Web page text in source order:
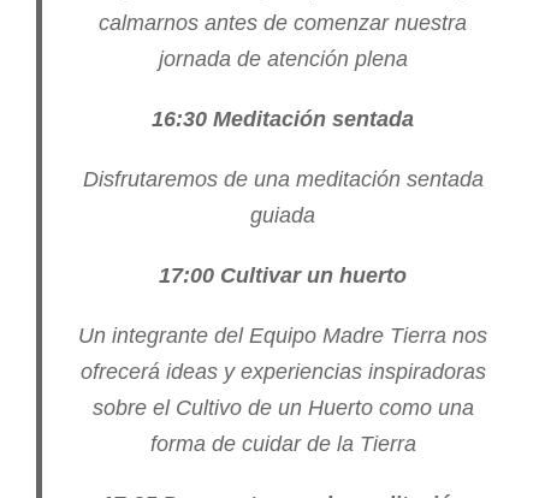
calmarnos antes de comenzar nuestra
jornada de atención plena
16:30 Meditación sentada
Disfrutaremos de una meditación sentada
guiada
17:00 Cultivar un huerto
Un integrante del Equipo Madre Tierra nos
ofrecerá ideas y experiencias inspiradoras
sobre el Cultivo de un Huerto como una
forma de cuidar de la Tierra